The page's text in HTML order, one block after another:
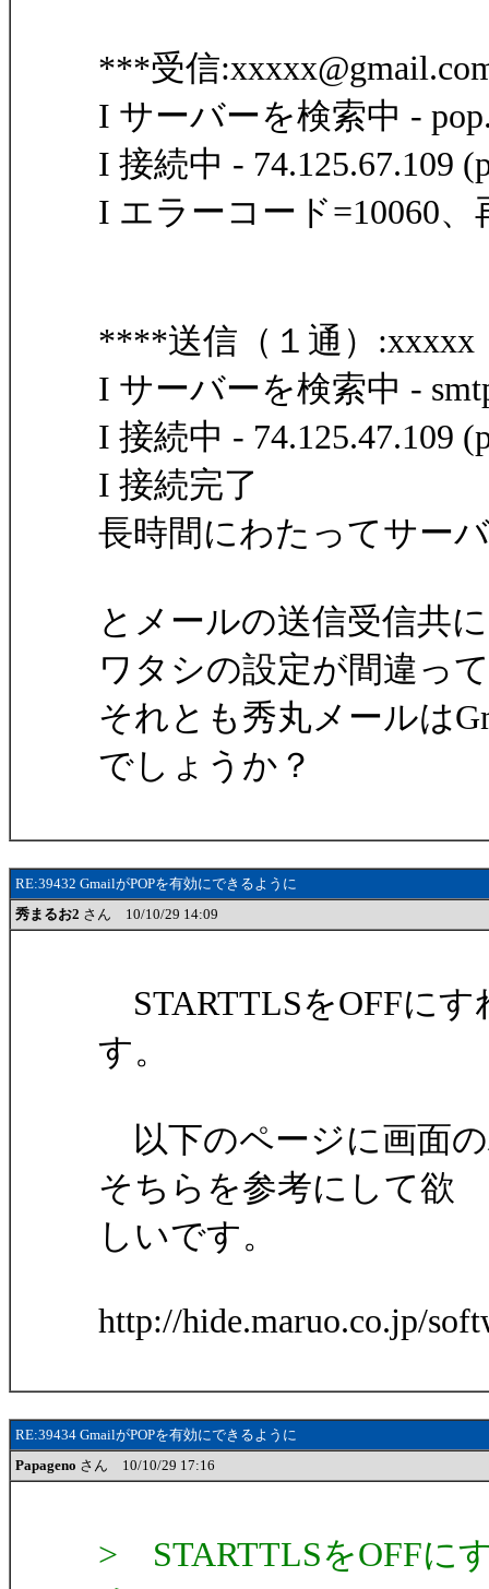
***受信
I サーバーを検索中 -
I 接続中 - 74.125.67.109
I エラーコード=10060、
****送信（１通）:xxxxx
I サーバーを検索中 -
I 接続中 - 74.125.47.109
I 接続完了
長時間にわたってサー
とメールの送信受信共
ワタシの設定が間違っ
それとも秀丸メールは
でしょうか？
RE:39432 GmailがPOPを有効にできるように
秀まるお2 さん 10/10/29 14:09
STARTTLSをOFFに
す。
以下のページに画面
そちらを参考にして欲
しいです。
http://hide.maruo.co.jp/
RE:39434 GmailがPOPを有効にできるように
Papageno さん 10/10/29 17:16
> STARTTLSをOFFに